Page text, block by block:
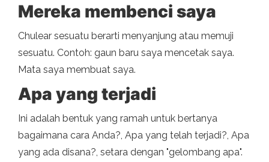
Mereka membenci saya
Chulear sesuatu berarti menyanjung atau memuji
sesuatu. Contoh: gaun baru saya mencetak saya.
Mata saya membuat saya.
Apa yang terjadi
Ini adalah bentuk yang ramah untuk bertanya
bagaimana cara Anda?, Apa yang telah terjadi?, Apa
yang ada disana?, setara dengan "gelombang apa".